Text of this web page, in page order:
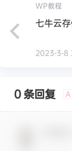
WP教程
七牛云
2023-3-8
0 条回复 A